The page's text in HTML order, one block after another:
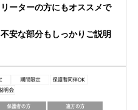
ーターの方にもオススメで
安な部分もしっかりご説明